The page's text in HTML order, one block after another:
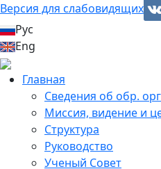
Версия для слабовидящих
Рус
Eng
Главная
Сведения об обр.
Миссия, видение и
Структура
Руководство
Ученый Совет